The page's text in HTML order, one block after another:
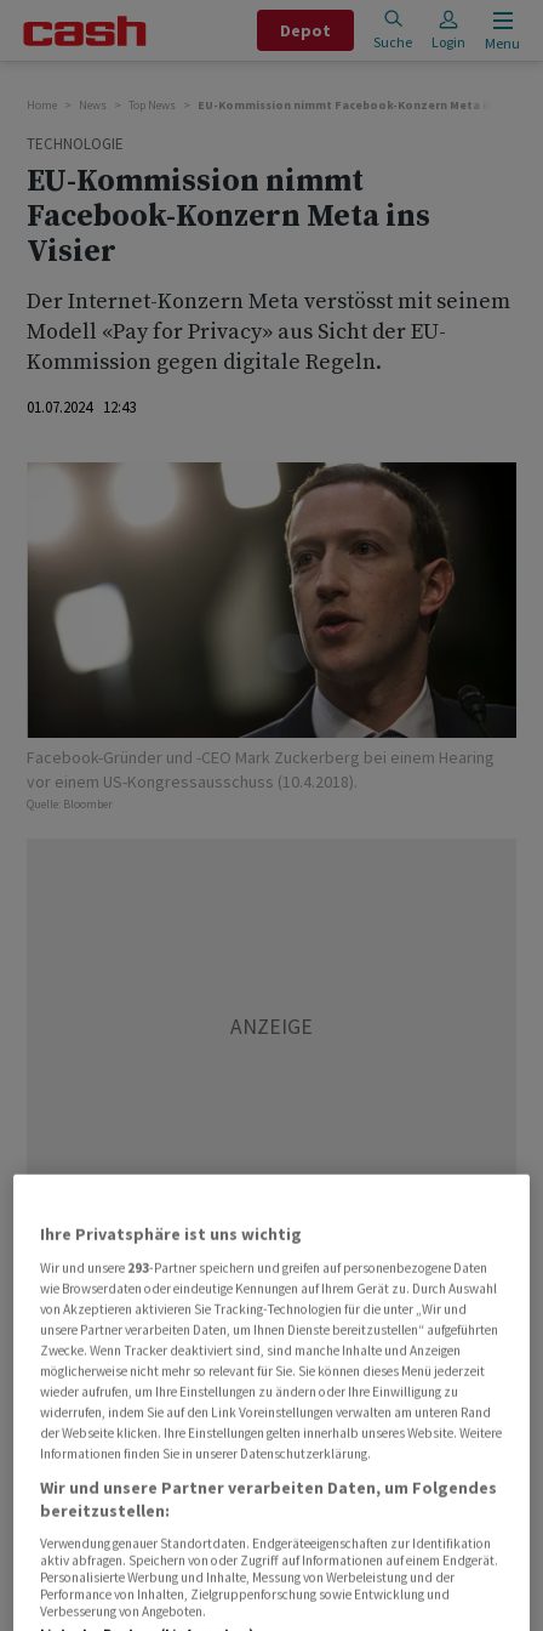
Depot
Suche Login Menu
Home News Top News EU-Kommission nimmt Facebook-Konzern Meta ins Visier
TECHNOLOGIE
EU-Kommission nimmt
Facebook-Konzern Meta ins
Visier
Der Internet-Konzern Meta verstösst mit seinem
Modell «Pay for Privacy» aus Sicht der EU-
Kommission gegen digitale Regeln.
01.07.2024 12:43
Facebook-Gründer und -CEO Mark Zuckerberg bei einem Hearing
vor einem US-Kongressausschuss (10.4.2018).
Quelle: Bloomber
Das Modell des Mutterkonzerns
sich für einen Dienst zu entscheiden, der weniger
persönliche Daten verwende, ansonsten aber
gleichwertig sei, teilte die Brüsseler Behörde nach einer
ersten Untersuchung mit. Nach Ansicht der Brüsseler
Behörde ist es nicht mit EU-Recht vereinbar, dass sich
Nutzer vonFacebookund Instagram zwischen einer
monatlichen Gebühr für eine werbefreie Version und
einer kostenfreien Version mit personalisierter Werbung
entscheiden müssen. Ausserdem erlaube das Modell
den Nutzern nicht, ihr Recht auf freie Zustimmung ihrer
personenbezogenen Daten auszuüben.
Ihre Privatsphäre ist uns wichtig
Wir und unsere 293-Partner speichern und greifen auf personenbezogene Daten
wie Browserdaten oder eindeutige Kennungen auf Ihrem Gerät zu. Durch Auswahl
von Akzeptieren aktivieren Sie Tracking-Technologien für die unter „Wir und
unsere Partner verarbeiten Daten, um Ihnen Dienste bereitzustellen“ aufgeführten
Zwecke. Wenn Tracker deaktiviert sind, sind manche Inhalte und Anzeigen
möglicherweise nicht mehr so relevant für Sie. Sie können dieses Menü jederzeit
wieder aufrufen, um Ihre Einstellungen zu ändern oder Ihre Einwilligung zu
widerrufen, indem Sie auf den Link Voreinstellungen verwalten am unteren Rand
der Webseite klicken. Ihre Einstellungen gelten innerhalb unseres Website. Weitere
Informationen finden Sie in unserer Datenschutzerklärung.
Wir und unsere Partner verarbeiten Daten, um Folgendes
bereitzustellen:
Verwendung genauer Standortdaten. Endgeräteeigenschaften zur Identifikation
aktiv abfragen. Speichern von oder Zugriff auf Informationen auf einem Endgerät.
Personalisierte Werbung und Inhalte, Messung von Werbeleistung und der
Performance von Inhalten, Zielgruppenforschung sowie Entwicklung und
Verbesserung von Angeboten.